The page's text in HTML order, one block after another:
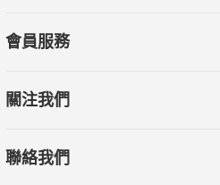
會員服務
關注我們
聯絡我們